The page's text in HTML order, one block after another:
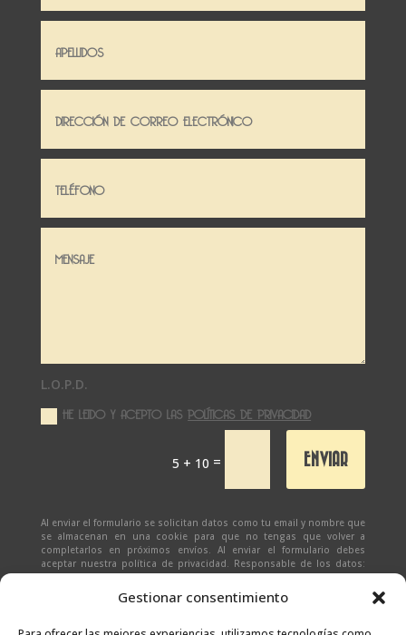
Gestionar consentimiento
L.O.P.D.
HE LEIDO Y ACEPTO LASPOLÍTICAS DE PRIVACIDAD
5 + 10 = ENVIAR
Al enviar el formulario se solicitan datos como tu email y nombre que
se almacenan en una cookie para que no tengas que volver a
completarlos en próximos envíos. Al enviar el formulario debes
aceptar nuestra política de privacidad. Responsable de los datos:
Ivan Zabalza | Finalidad: responder a solicitudes del formulario |
Legitimación: Tu consentimiento expreso | Destinatario:
(datos almacenados sólo en cliente email) | Derechos: Tienes
y olvido de tus datos.